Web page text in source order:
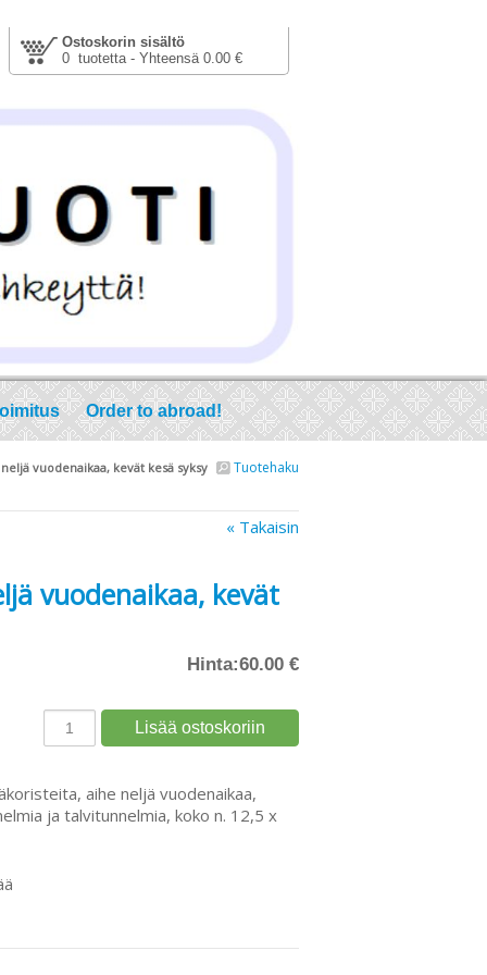
Ostoskorin sisältö
0 tuotetta - Yhteensä 0.00 €
Order to abroad!
Tuotehaku
vuodenaikaa, kevät kesä syksy
« Takaisin
vuodenaikaa, kevät
Hinta:60.00 €
aihe neljä vuodenaikaa,
ja talvitunnelmia, koko n. 12,5 x